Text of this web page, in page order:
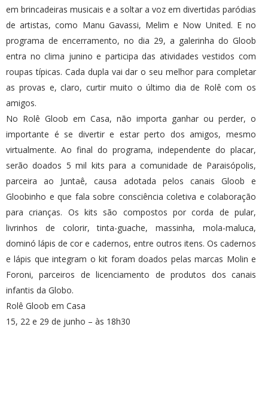
em brincadeiras musicais e a soltar a voz em divertidas paródias
de artistas, como Manu Gavassi, Melim e Now United. E no
programa de encerramento, no dia 29, a galerinha do Gloob
entra no clima junino e participa das atividades vestidos com
roupas típicas. Cada dupla vai dar o seu melhor para completar
as provas e, claro, curtir muito o último dia de Rolê com os
amigos.
No Rolê Gloob em Casa, não importa ganhar ou perder, o
importante é se divertir e estar perto dos amigos, mesmo
virtualmente. Ao final do programa, independente do placar,
serão doados 5 mil kits para a comunidade de Paraisópolis,
parceira ao Juntaê, causa adotada pelos canais Gloob e
Gloobinho e que fala sobre consciência coletiva e colaboração
para crianças. Os kits são compostos por corda de pular,
livrinhos de colorir, tinta-guache, massinha, mola-maluca,
dominó lápis de cor e cadernos, entre outros itens. Os cadernos
e lápis que integram o kit foram doados pelas marcas Molin e
Foroni, parceiros de licenciamento de produtos dos canais
infantis da Globo.
Rolê Gloob em Casa
15, 22 e 29 de junho – às 18h30